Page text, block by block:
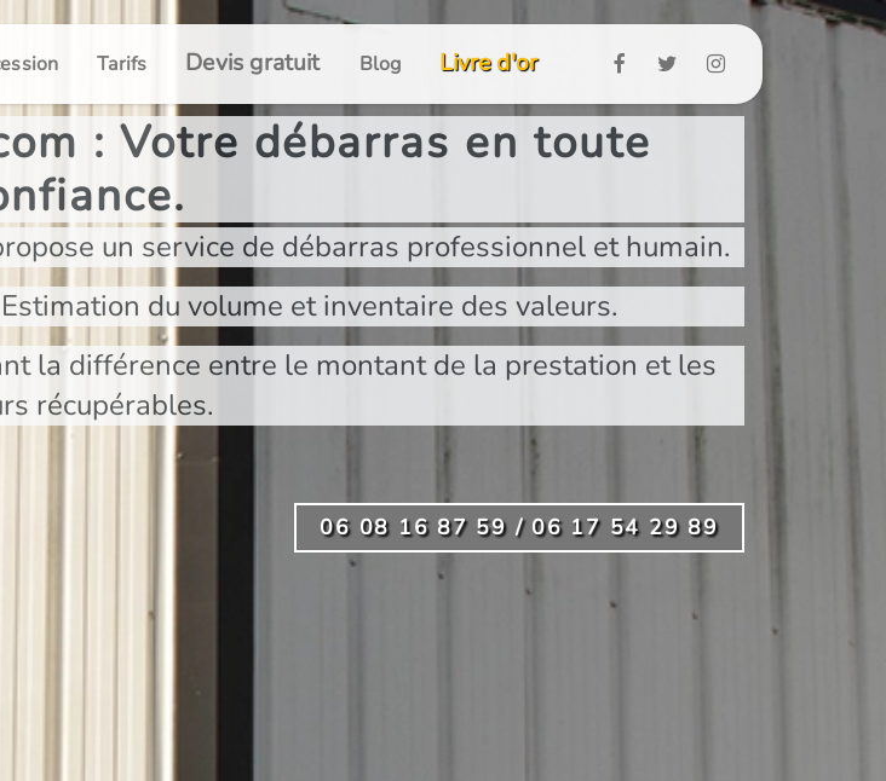
Tarifs Devis gratuit Blog Livre d'or
: Votre débarras en toute
un service de débarras professionnel et humain.
du volume et inventaire des valeurs.
la différence entre le montant de la prestation et les
récupérables.
06 08 16 87 59 / 06 17 54 29 89